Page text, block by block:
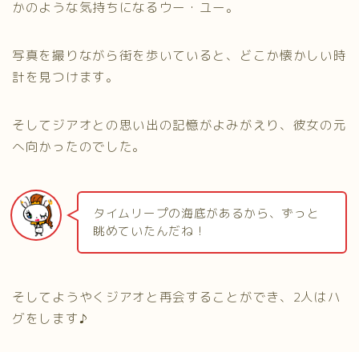
かのような気持ちになるウー・ユー。
写真を撮りながら街を歩いていると、どこか懐かしい時
計を見つけます。
そしてジアオとの思い出の記憶がよみがえり、彼女の元
へ向かったのでした。
タイムリープの海底があるから、ずっと
眺めていたんだね！
そしてようやくジアオと再会することができ、2人はハ
グをします♪